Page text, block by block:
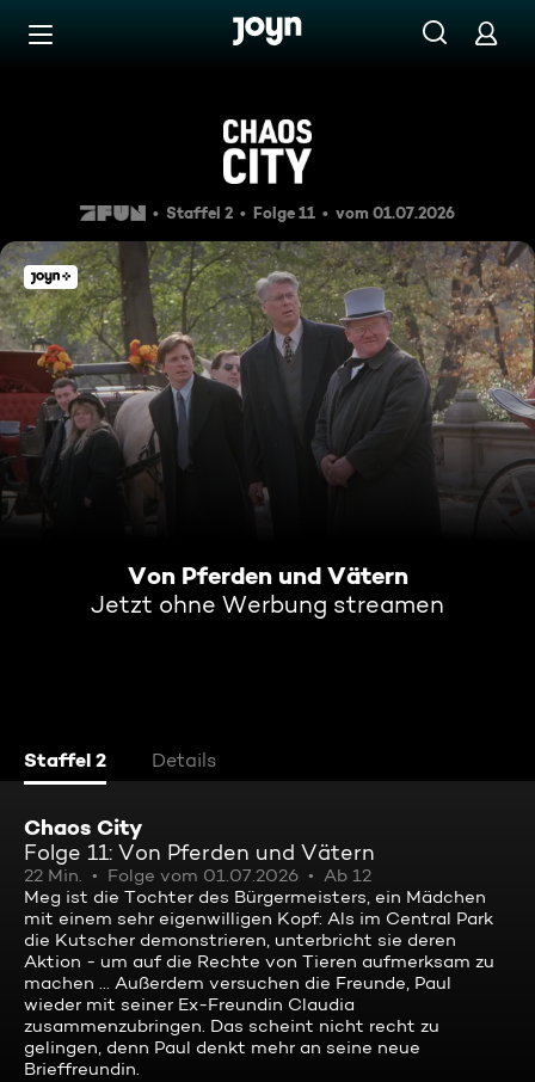
Zum Inhalt springen
Von Pferden und Vätern
Staffel 2 Folge 11 vom 01.07.2026
Von Pferden und Vätern
Jetzt ohne Werbung streamen
Staffel 2 Details
Chaos City
Folge 11: Von Pferden und Vätern
22 Min. Folge vom 01.07.2026
Ab 12
Meg ist die Tochter des Bürgermeisters, ein Mädchen
mit einem sehr eigenwilligen Kopf: Als im Central Park
die Kutscher demonstrieren, unterbricht sie deren
Aktion - um auf die Rechte von Tieren aufmerksam zu
machen ... Außerdem versuchen die Freunde, Paul
wieder mit seiner Ex-Freundin Claudia
zusammenzubringen. Das scheint nicht recht zu
gelingen, denn Paul denkt mehr an seine neue
Brieffreundin.